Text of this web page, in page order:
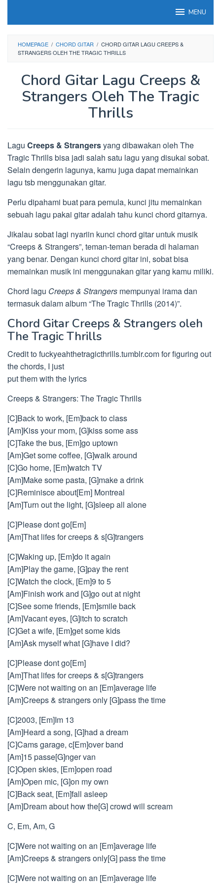
MENU
HOMEPAGE / CHORD GITAR / CHORD GITAR LAGU CREEPS &
STRANGERS OLEH THE TRAGIC THRILLS
Chord Gitar Lagu Creeps &
Strangers Oleh The Tragic
Thrills
Lagu Creeps & Strangersyang dibawakan oleh The
Tragic Thrills bisa jadi salah satu lagu yang disukai sobat.
Selain dengerin lagunya, kamu juga dapat memainkan
lagu tsb menggunakan gitar.
Perlu dipahami buat para pemula, kunci jitu memainkan
sebuah lagu pakai gitar adalah tahu kunci chord gitarnya.
Jikalau sobat lagi nyariin kunci chord gitar untuk musik
“Creeps & Strangers”, teman-teman berada di halaman
yang benar. Dengan kunci chord gitar ini, sobat bisa
memainkan musik ini menggunakan gitar yang kamu miliki.
Chord lagu Creeps & Strangers mempunyai irama dan
termasuk dalam album “The Tragic Thrills (2014)”.
Chord Gitar Creeps & Strangers oleh
The Tragic Thrills
Credit to fuckyeahthetragicthrills.tumblr.com for figuring out
the chords, I just
put them with the lyrics
Creeps & Strangers: The Tragic Thrills
[C]Back to work, [Em]back to class
[Am]Kiss your mom, [G]kiss some ass
[C]Take the bus, [Em]go uptown
[Am]Get some coffee, [G]walk around
[C]Go home, [Em]watch TV
[Am]Make some pasta, [G]make a drink
[C]Reminisce about[Em] Montreal
[Am]Turn out the light, [G]sleep all alone
[C]Please dont go[Em]
[Am]That lifes for creeps & s[G]trangers
[C]Waking up, [Em]do it again
[Am]Play the game, [G]pay the rent
[C]Watch the clock, [Em]9 to 5
[Am]Finish work and [G]go out at night
[C]See some friends, [Em]smile back
[Am]Vacant eyes, [G]itch to scratch
[C]Get a wife, [Em]get some kids
[Am]Ask myself what [G]have I did?
[C]Please dont go[Em]
[Am]That lifes for creeps & s[G]trangers
[C]Were not waiting on an [Em]average life
[Am]Creeps & strangers only [G]pass the time
[C]2003, [Em]Im 13
[Am]Heard a song, [G]had a dream
[C]Cams garage, c[Em]over band
[Am]15 passe[G]nger van
[C]Open skies, [Em]open road
[Am]Open mic, [G]on my own
[C]Back seat, [Em]fall asleep
[Am]Dream about how the[G] crowd will scream
C, Em, Am, G
[C]Were not waiting on an [Em]average life
[Am]Creeps & strangers only[G] pass the time
[C]Were not waiting on an [Em]average life